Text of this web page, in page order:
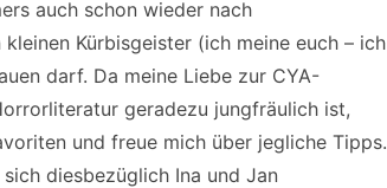
auch schon wieder nach
Kürbisgeister (ich meine euch – ich
darf. Da meine Liebe zur CYA-
geradezu jungfräulich ist,
und freue mich über jegliche Tipps.
diesbezüglich Ina und Jan